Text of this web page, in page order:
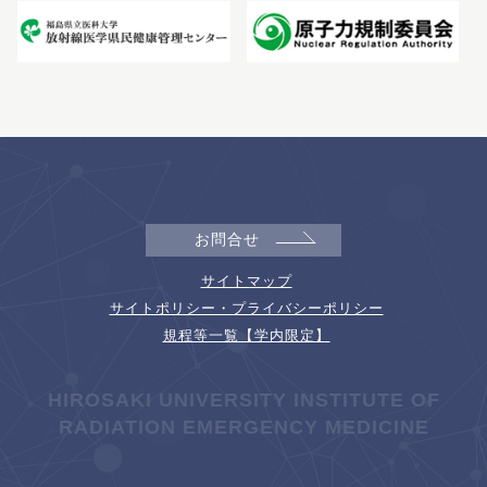
お問合せ
サイトマップ
サイトポリシー・プライバシーポリシー
規程等一覧【学内限定】
HIROSAKI UNIVERSITY INSTITUTE OF
RADIATION EMERGENCY MEDICINE